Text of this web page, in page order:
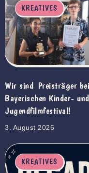
KREATIVES
Wir sind Preisträger
Bayerischen Kinder- und
Jugendfilmfestival!
3. August 2026
KREATIVES